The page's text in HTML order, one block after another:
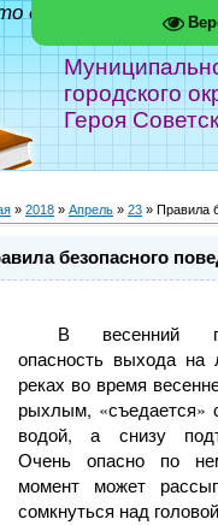
городского
Героя
дело - школа!"
» 2018 » Апрель » 23 » Правила
безопасного
В весенний
опасность выхода
реках во время
рыхлым, «съедается»
водой, а снизу
Очень опасно по
момент может
сомкнуться над